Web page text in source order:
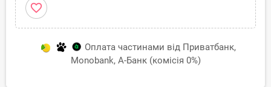
favorite_border
Оплата частинами від Приватбанк,
Monobank, А-Банк (комісія 0%)